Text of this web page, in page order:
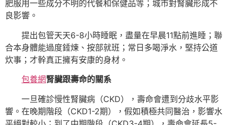
肥服用一些成分不明的代餐和保健品等；城市對腎臟形成不
良影響。
提出包管天天6-8小時睡眠，盡量在早晨11點前進睡；聯
合本身體能過度錘煉、按部就班；常日多喝淨水，堅持公道
炊事；才幹真正擁有安康的身材。
包養網腎臟跟壽命的關系
一旦確診慢性腎臟病（CKD），壽命會遭到分歧水平影
響。在晚期階段（CKD1-2期），假如積極共同醫治，影響水